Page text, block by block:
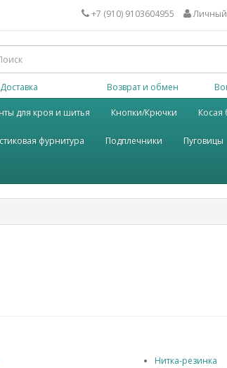
+7 (910) 9103604955 Личный
Доставка Возврат и обмен
для кроя и шитья Кнопки/Крючки Косая
фурнитура Подплечники Пуговицы
Нитка-резинка